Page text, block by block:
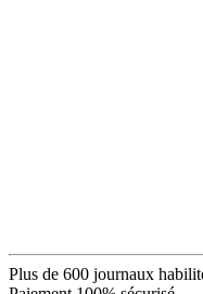
Plus de 600 journaux